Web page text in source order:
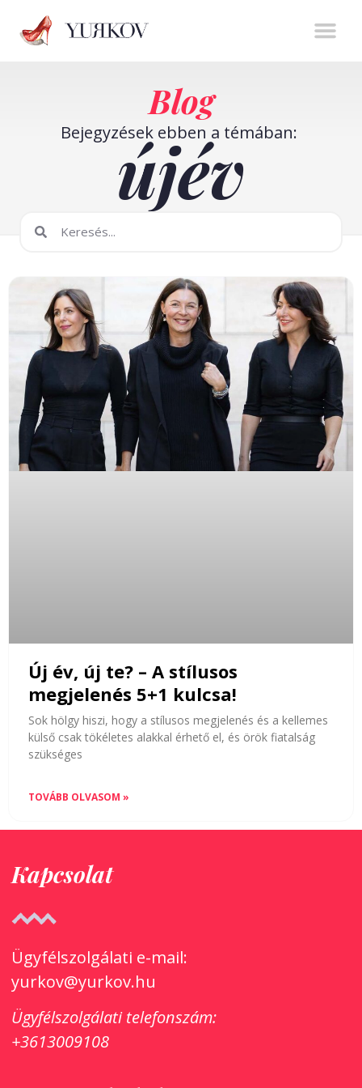
Blog
Bejegyzések ebben a témában:
újév
Új év, új te? – A stílusos
megjelenés 5+1 kulcsa!
Sok hölgy hiszi, hogy a stílusos megjelenés és a kellemes
külső csak tökéletes alakkal érhető el, és örök fiatalság
szükséges
TOVÁBB OLVASOM »
Kapcsolat
Ügyfélszolgálati e-mail:
yurkov@yurkov.hu
Ügyfélszolgálatitelefonszám:
+3613009108